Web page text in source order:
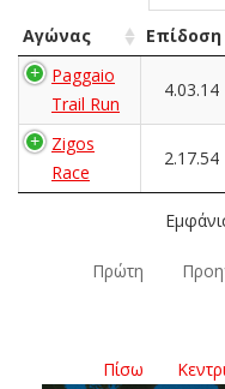
Αγώνας Επίδοση
Paggaio
Trail Run
4.03.14
Zigos
Race
2.17.54
Πρώτη
Πίσω